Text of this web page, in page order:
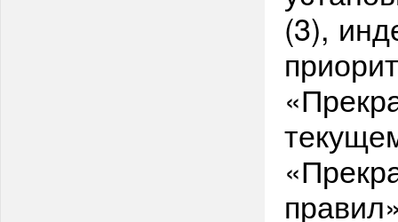
(3),